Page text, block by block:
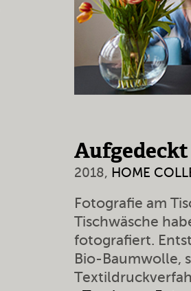
Aufgedeckt
2018, HOME
Fotografie am
Tischwäsche
fotografiert.
Bio-Baumwolle,